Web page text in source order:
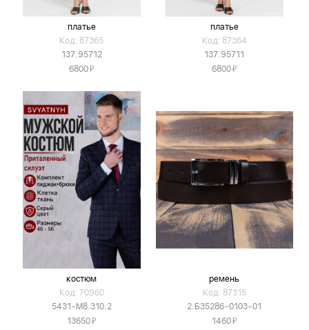
платье
Код: 87365
137.95712
6800Я
платье
Код: 87364
137.95711
6800Я
костюм
Код: 70960
5431-М8.310.2
13650Я
ремень
Код: 87315
2.Б35286-0103-01
1460Я